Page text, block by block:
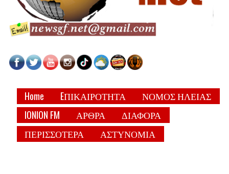
Home EΠΙΚΑΙΡΟΤΗΤΑ
ΝΟΜΟΣ ΗΛΕΙΑΣ
IONION FM
ΑΡΘΡΑ
ΔΙΑΦΟΡΑ
ΠΕΡΙΣΣΟΤΕΡΑ
ΑΣΤΥΝΟΜΙΑ